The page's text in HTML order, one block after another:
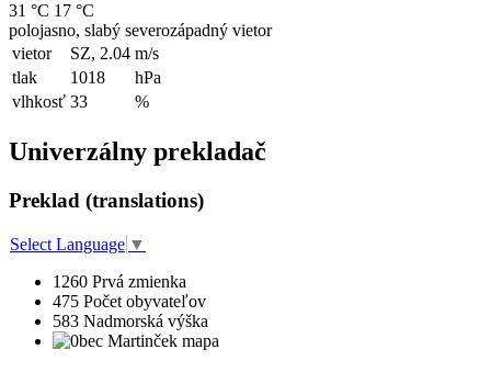
31 °C 17 °C
polojasno, slabý severozápadný vietor
vietor
SZ, 2.04 m/s
tlak
1018
hPa
vlhkosť 33 %
Univerzálny prekladač
Preklad (translations)
Select Language ▼
1260 Prvá zmienka
475 Počet obyvateľov
583 Nadmorská výška